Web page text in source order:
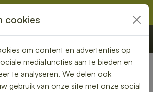
Offerte Bestellen
» Noord-Sleen
cookies
om content en advertenties op
mediafuncties aan te bieden en
te analyseren. We delen ook
gebruik van onze site met onze social